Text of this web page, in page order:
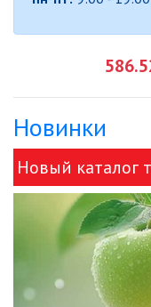
Новинки
Новый каталог